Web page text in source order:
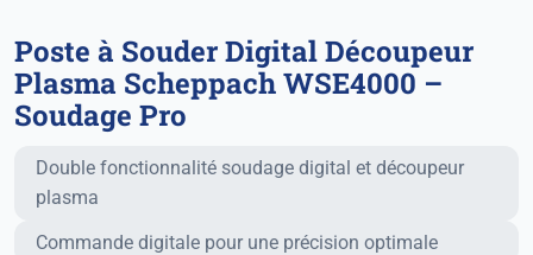
Poste à Souder Digital Découpeur
Plasma Scheppach WSE4000 –
Soudage Pro
Fonctionnalités principales
Double fonctionnalité soudage digital et découpeur
plasma
Commande digitale pour une précision optimale